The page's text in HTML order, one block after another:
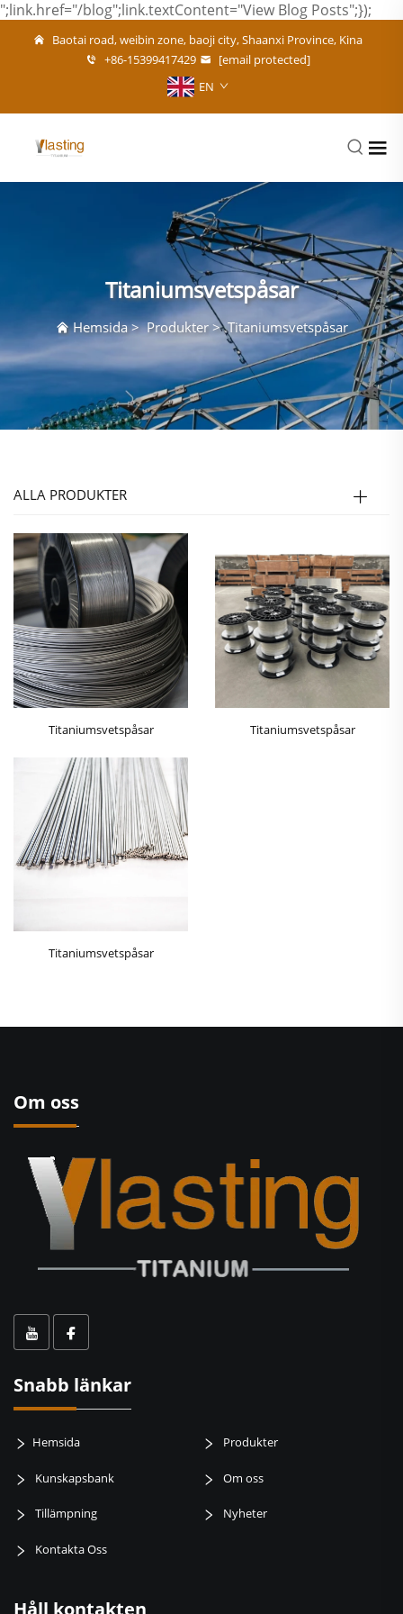
";link.href="/blog";link.textContent="View Blog Posts";});
Baotai road, weibin zone, baoji city, Shaanxi Province, Kina
+86-15399417429
[email protected]
EN
Titaniumsvetspåsar
Hemsida>Produkter>Titaniumsvetspåsar
ALLA PRODUKTER
Titaniumsvetspåsar Titaniumsvetspåsar
Titaniumsvetspåsar
Om oss
Snabb länkar
Hemsida Produkter
Kunskapsbank Om oss
Tillämpning Nyheter
Kontakta Oss
Håll kontakten